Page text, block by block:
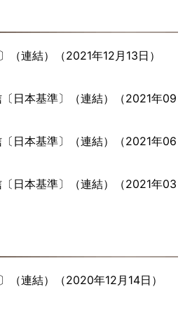
（連結）（2021年12月13日）
日本基準〕（連結）（2021年09
日本基準〕（連結）（2021年06
日本基準〕（連結）（2021年03
（連結）（2020年12月14日）